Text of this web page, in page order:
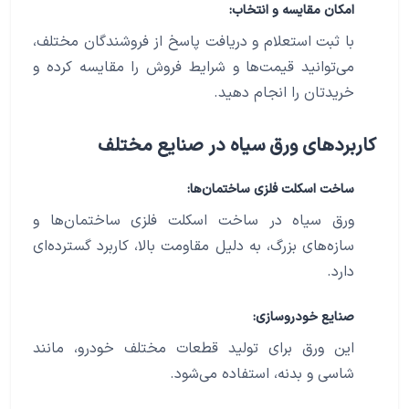
امکان مقایسه و انتخاب:
با ثبت استعلام و دریافت پاسخ از فروشندگان مختلف،
می‌توانید قیمت‌ها و شرایط فروش را مقایسه کرده و
خریدتان را انجام دهید.
کاربردهای ورق سیاه در صنایع مختلف
ساخت اسکلت فلزی ساختمان‌ها:
ورق سیاه در ساخت اسکلت فلزی ساختمان‌ها و
سازه‌های بزرگ، به دلیل مقاومت بالا، کاربرد گسترده‌ای
دارد.
صنایع خودروسازی:
این ورق برای تولید قطعات مختلف خودرو، مانند
شاسی و بدنه، استفاده می‌شود.